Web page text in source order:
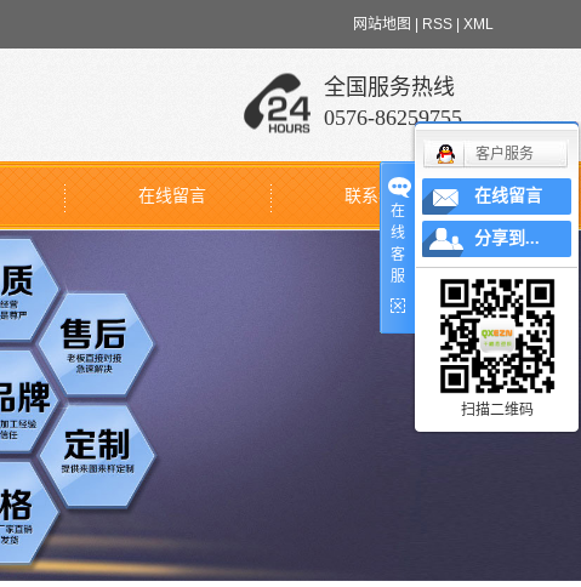
网站地图 RSS XML
全国服务热线
0576-86259755
在线留言 联系我们
在
线
客
服
客户服务
在线留言
分享到...
扫描二维码